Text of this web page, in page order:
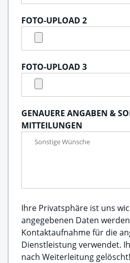
FOTO-UPLOAD 2
FOTO-UPLOAD 3
GENAUERE ANGABEN &
MITTEILUNGEN
Ihre Privatsphäre ist uns
angegebenen Daten
Kontaktaufnahme für die
Dienstleistung verwendet.
nach Weiterleitung gelöscht!